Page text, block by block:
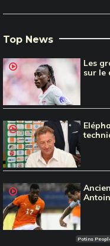
Top News
Les
sur le
Potins